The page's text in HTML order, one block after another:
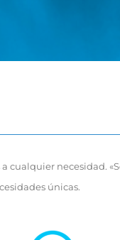
cualquier necesidad.
únicas.